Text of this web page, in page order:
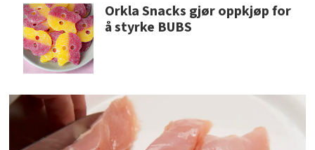
Orkla Snacks gjør oppkjøp for
å styrke BUBS